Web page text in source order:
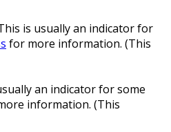
is usually an indicator for
for more information. (This
an indicator for some
information. (This